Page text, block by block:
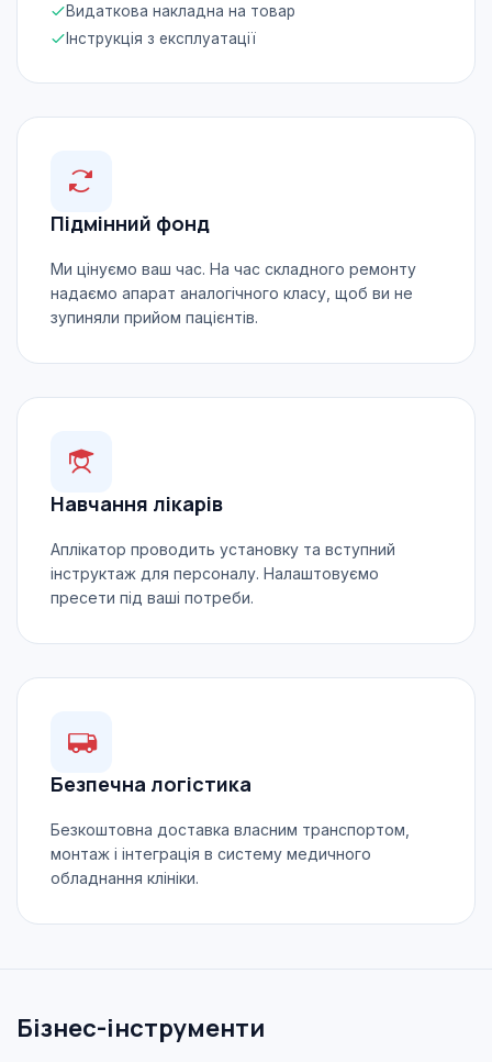
Видаткова накладна на товар
Інструкція з експлуатації
Підмінний фонд
Ми цінуємо ваш час. На час складного ремонту
надаємо апарат аналогічного класу, щоб ви не
зупиняли прийом пацієнтів.
Навчання лікарів
Аплікатор проводить установку та вступний
інструктаж для персоналу. Налаштовуємо
пресети під ваші потреби.
Безпечна логістика
Безкоштовна доставка власним транспортом,
монтаж і інтеграція в систему медичного
обладнання клініки.
Бізнес-інструменти